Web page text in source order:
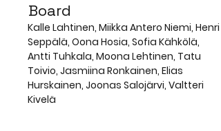
Board
Kalle Lahtinen, Miikka Antero Niemi, Henri
Seppälä, Oona Hosia, Sofia Kähkölä,
Antti Tuhkala, Moona Lehtinen, Tatu
Toivio, Jasmiina Ronkainen, Elias
Hurskainen, Joonas Salojärvi, Valtteri
Kivelä